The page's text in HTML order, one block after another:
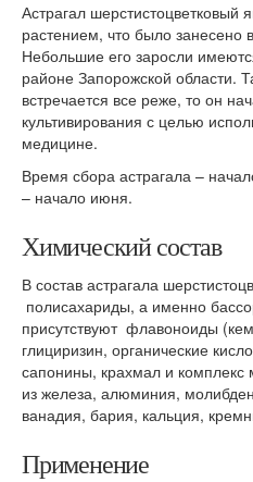
Астрагал шерстистоцветковый
растением, что было занесено
Небольшие его заросли
районе Запорожской области.
встречается все реже, то он
культивирования с целью
медицине.
Время сбора астрагала –
– начало июня.
Химический состав
В состав астрагала
полисахариды, а именно
присутствуют флавоноиды
глициризин, органические
сапонины, крахмал и комплекс
из железа, алюминия,
ванадия, бария, кальция,
Применение